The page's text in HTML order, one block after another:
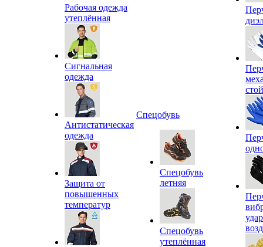
Рабочая одежда
утеплённая
Сигнальная
одежда
Антистатическая
одежда
Защита от
повышенных
температур
Спецобувь
Спецобувь
летняя
Спецобувь
утеплённая